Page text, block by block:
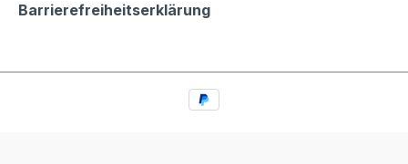
Barrierefreiheitserklärung